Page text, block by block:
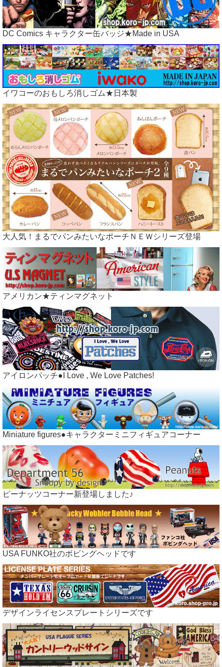
DC Comics キャラクター缶バッジ★Made in USA
イワコーのおもしろ消しゴム★日本製
大人気！まるでパンみたいなポーチＮＥＷシリーズ登場
アメリカン★ティンマグネット
アイロンパッチ●I Love , We Love Patches!
Miniature figures●キャラクターミニフィギュアコーナー
ピーナッツコーナー新登場しました♪
USA FUNKO社のボビングヘッドです
デザインライセンスプレートシリーズです